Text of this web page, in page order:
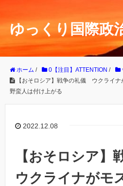
ゆっくり国際政
ホーム / 0【注目】ATTENTION /
【おそロシア】戦争の礼儀 ウクライ
野蛮人は付け上がる
2022.12.08
【おそロシア】
ウクライナがモ